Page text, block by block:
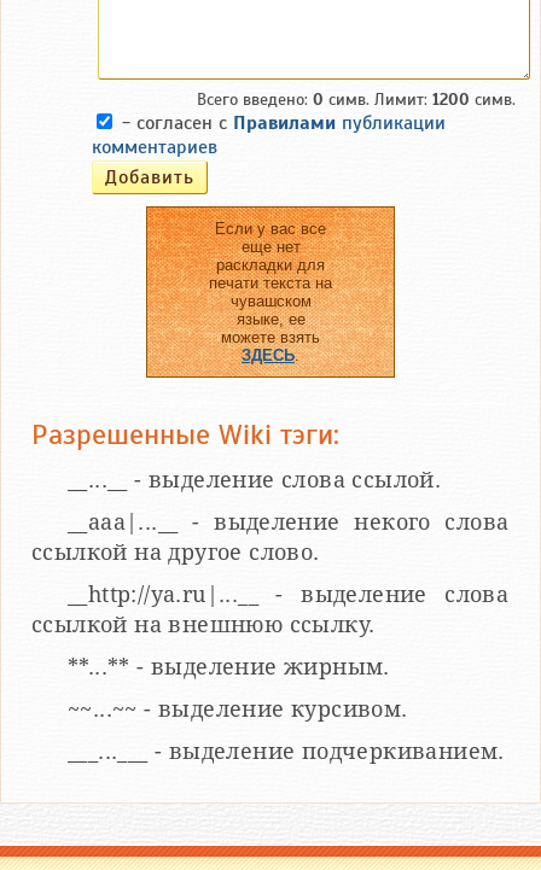
Всего введено: 0 симв. Лимит: 1200 симв.
- согласен с Правилами публикации
комментариев
Если у вас все
еще нет
раскладки для
печати текста на
чувашском
языке, ее
можете взять
ЗДЕСЬ.
Разрешенные Wiki тэги:
__...__ - выделение слова ссылой.
__aaa|...__ - выделение некого слова
ссылкой на другое слово.
__http://ya.ru|...__ - выделение слова
ссылкой на внешнюю ссылку.
**...** - выделение жирным.
~~...~~ - выделение курсивом.
___...___ - выделение подчеркиванием.